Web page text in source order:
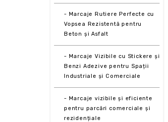
- Marcaje Rutiere Perfecte cu
Vopsea Rezistentă pentru
Beton și Asfalt
- Marcaje Vizibile cu Stickere și
Benzi Adezive pentru Spații
Industriale și Comerciale
- Marcaje vizibile și eficiente
pentru parcări comerciale și
rezidențiale